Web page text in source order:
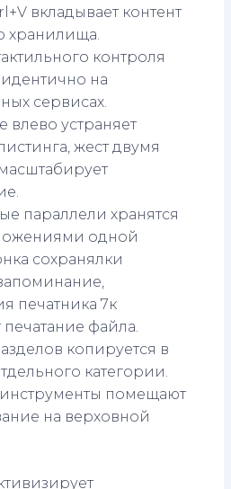
вкладывает контент
хранилища.
контроля
на
сервисах.
влево устраняет
жест двумя
параллели хранятся
одной
сохранялки
печатника 7к
печатание файла.
копируется в
категории.
помещают
на верховной